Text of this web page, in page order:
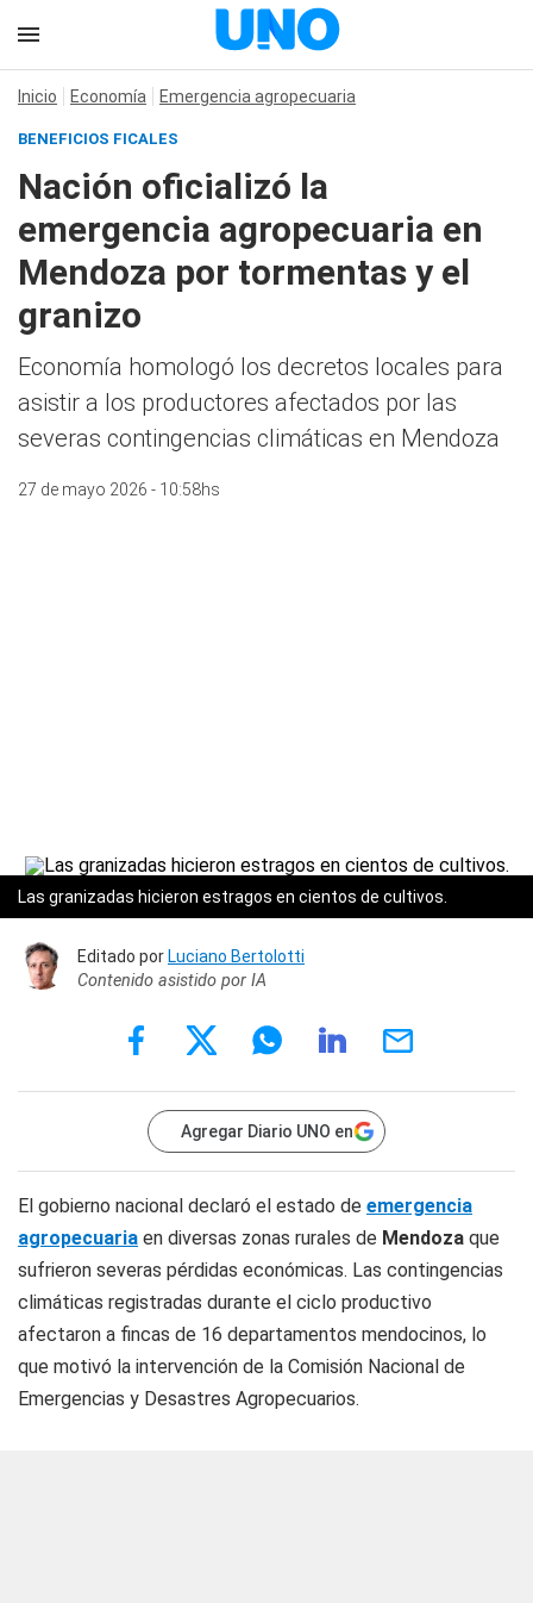
Inicio Economía Emergencia agropecuaria
BENEFICIOS FICALES
Nación oficializó la
emergencia agropecuaria en
Mendoza por tormentas y el
granizo
Economía homologó los decretos locales para
asistir a los productores afectados por las
severas contingencias climáticas en Mendoza
27 de mayo 2026 - 10:58hs
Las granizadas hicieron estragos en cientos de cultivos.
Editado porLuciano Bertolotti
Contenido asistido por IA
Agregar Diario UNO en
El gobierno nacional declaró el estado de emergencia
agropecuaria en diversas zonas rurales de Mendoza que
sufrieron severas pérdidas económicas. Las contingencias
climáticas registradas durante el ciclo productivo
afectaron a fincas de 16 departamentos mendocinos, lo
que motivó la intervención de la Comisión Nacional de
Emergencias y Desastres Agropecuarios.